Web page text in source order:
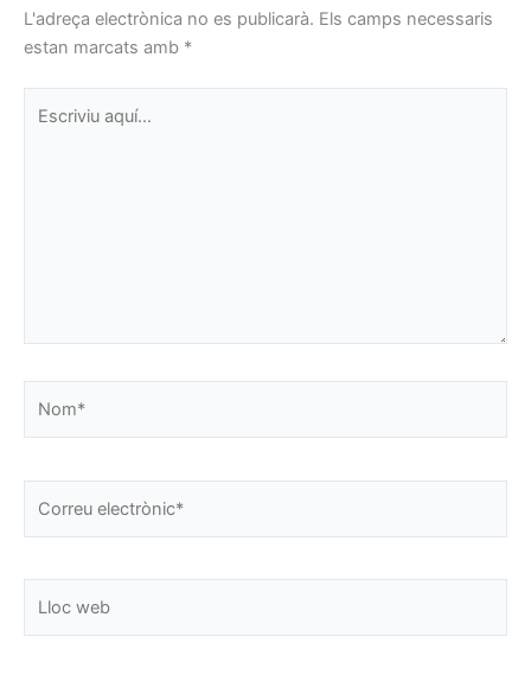
L'adreça electrònica no es publicarà. Els camps necessaris
estan marcats amb *
aquí…
electrònic*
web